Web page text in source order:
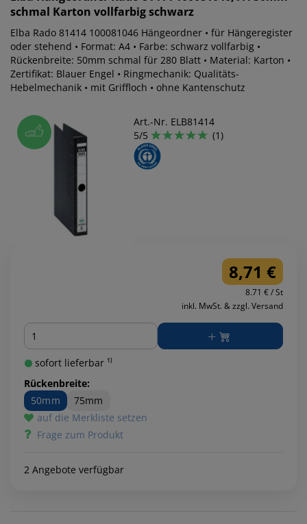
schmal Karton vollfarbig schwarz
Elba Rado 81414 100081046 Hängeordner • für Hängeregister
oder stehend • Format: A4 • Farbe: schwarz vollfarbig •
Rückenbreite: 50mm schmal für 280 Blatt • Material: Karton •
Zertifikat: Blauer Engel • Ringmechanik: Qualitäts-
Hebelmechanik • mit Griffloch • ohne Kantenschutz
Art.-Nr. ELB81414
5/5
(1)
8,71 €
8.71 € / St
inkl. MwSt. & zzgl. Versand
Menge
sofort lieferbar ¹⁾
Rückenbreite:
50mm
75mm
auf die Merkliste setzen
Frage zum Produkt
2 Angebote verfügbar